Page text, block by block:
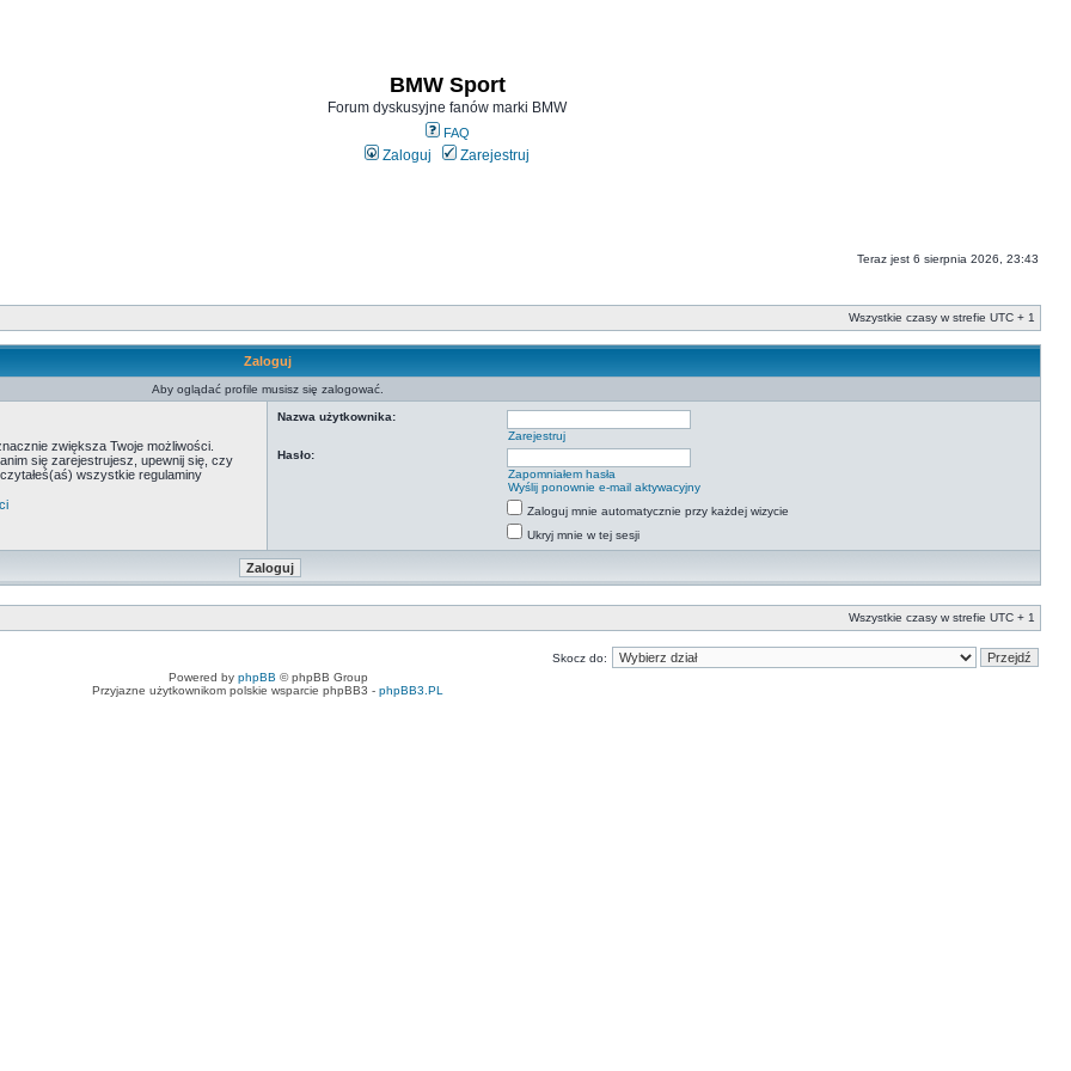
BMW Sport
Forum dyskusyjne fanów marki BMW
FAQ
Zaloguj Zarejestruj
Teraz jest 6 sierpnia 2026, 23:43
Wszystkie czasy w strefie UTC + 1
Zaloguj
Aby oglądać profile musisz się zalogować.
zwiększa Twoje możliwości.
się zarejestrujesz, upewnij się, czy
wszystkie regulaminy
Nazwa użytkownika:
Zarejestruj
Hasło:
Zapomniałem hasła
Wyślij ponownie e-mail aktywacyjny
Zaloguj mnie automatycznie przy każdej wizycie
Ukryj mnie w tej sesji
Wszystkie czasy w strefie UTC + 1
Skocz do:
Powered by phpBB © phpBB Group
Przyjazne użytkownikom polskie wsparcie phpBB3 - phpBB3.PL